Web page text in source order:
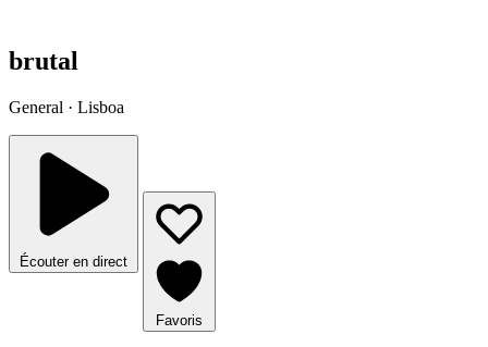
brutal
General · Lisboa
Écouter en direct
Favoris